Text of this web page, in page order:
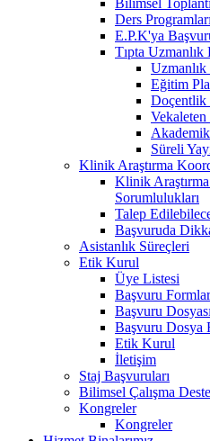
Ders Programları
E.P.K'ya
Tıpta Uzmanlık
Eğitim
Doçentlik
Süreli
Klinik Araştırma
Klinik
Sorumlulukları
Talep
Başvuruda
Asistanlık Süreçleri
Etik Kurul
Üye Listesi
Başvuru
Başvuru
Başvuru Dosya
Etik Kurul
İletişim
Staj Başvuruları
Bilimsel Çalışma
Kongreler
Kongreler